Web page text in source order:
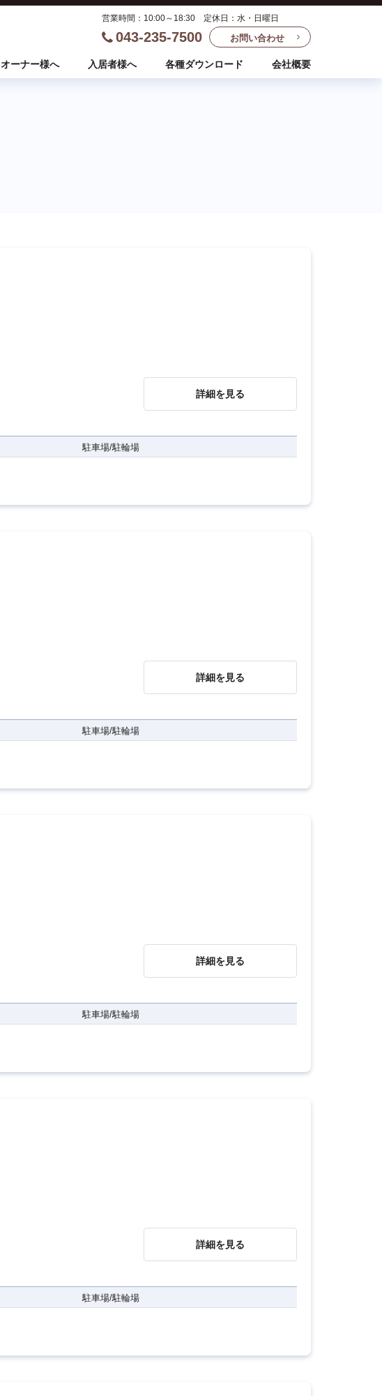
営業時間：10:00～18:30 定休日：水・日曜日
043-235-7500 お問い合わせ
オーナー様へ 入居者様へ 各種ダウンロード 会社概要
詳細を見る
駐車場/駐輪場
詳細を見る
駐車場/駐輪場
詳細を見る
駐車場/駐輪場
詳細を見る
駐車場/駐輪場